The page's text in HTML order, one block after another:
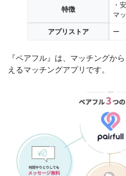
特徴
・
マ
アプリストア ー
『ペアフル』は、マッチングか
えるマッチングアプリです。